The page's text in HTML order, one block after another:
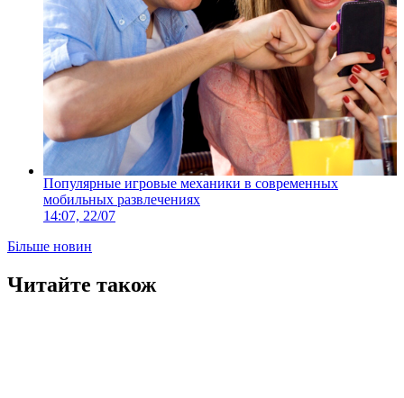
Популярные игровые механики в современных
мобильных развлечениях
14:07, 22/07
Більше новин
Читайте також